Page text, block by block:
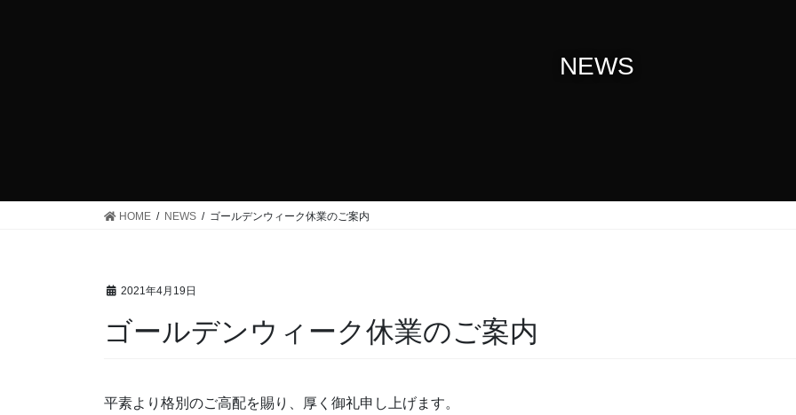
NEWS
HOME NEWS ゴールデンウィーク休業のご案内
2021年4月19日
ゴールデンウィーク休業のご案内
平素より格別のご高配を賜り、厚く御礼申し上げます。